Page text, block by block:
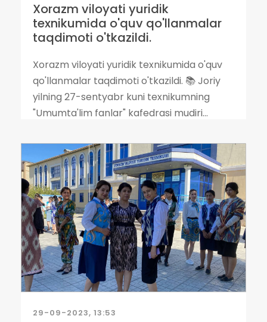
Xorazm viloyati yuridik
texnikumida o'quv qo'llanmalar
taqdimoti o'tkazildi.
Xorazm viloyati yuridik texnikumida o'quv
qo'llanmalar taqdimoti o'tkazildi. 📚 Joriy
yilning 27-sentyabr kuni texnikumning
"Umumta'lim fanlar" kafedrasi mudiri...
29-09-2023, 13:53